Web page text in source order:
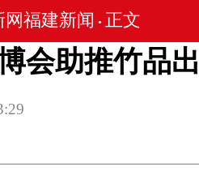
网福建新闻 • 正文
会助推竹品